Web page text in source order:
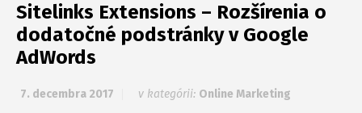
Sitelinks Extensions – Rozšírenia o
dodatočné podstránky v Google
AdWords
7. decembra 2017 v kategórii: Online Marketing